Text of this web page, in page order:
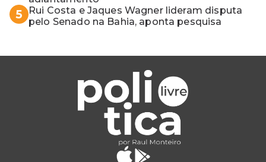
5
Rui Costa e Jaques Wagner lideram disputa
pelo Senado na Bahia, aponta pesquisa